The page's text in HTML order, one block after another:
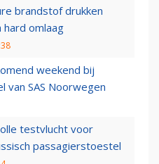
brandstof drukken
hard omlaag
weekend bij
van SAS Noorwegen
testvlucht voor
passagierstoestel